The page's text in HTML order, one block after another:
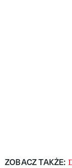
ZOBACZ TAKŻE: